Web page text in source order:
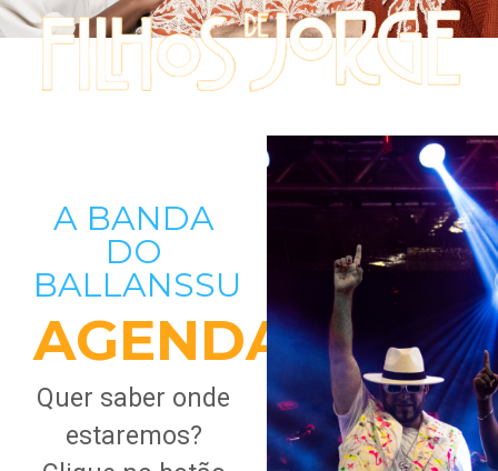
A BANDA
DO
BALLANSSU
AGENDA
Quer saber onde
estaremos?